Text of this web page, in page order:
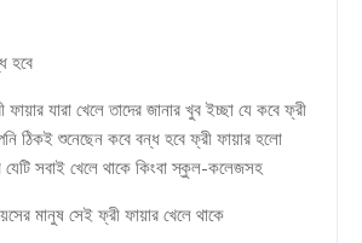
হবে
ফায়ার যারা খেলে তাদের জানার খুব ইচ্ছা যে কবে ফ্রী
ঠিকই শুনেছেন কবে বন্ধ হবে ফ্রী ফায়ার হলো
যেটি সবাই খেলে থাকে কিংবা স্কুল-কলেজসহ
মানুষ সেই ফ্রী ফায়ার খেলে থাকে